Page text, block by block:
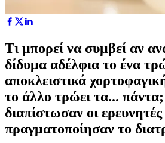
Τι μπορεί να συμβεί αν
δίδυμα αδέλφια το ένα
αποκλειστικά
το άλλο τρώει τα... πάντα;
διαπίστωσαν οι
πραγματοποίησαν το